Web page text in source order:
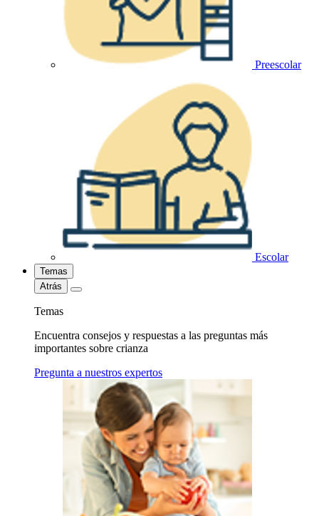
Preescolar
Escolar
Temas
Atrás
Temas
Encuentra consejos y respuestas a las preguntas más
importantes sobre crianza
Pregunta a nuestros expertos